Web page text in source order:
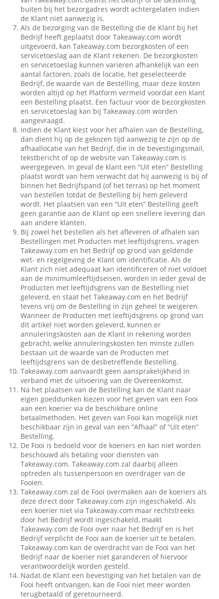
buiten bij het bezorgadres wordt achtergelaten indien
de Klant niet aanwezig is.
Als de bezorging van de Bestelling die de Klant bij het
Bedrijf heeft geplaatst door Takeaway.com wordt
uitgevoerd, kan Takeaway.com bezorgkosten of een
servicetoeslag aan de Klant rekenen. De bezorgkosten
en servicetoeslag kunnen variëren afhankelijk van een
aantal factoren, zoals de locatie, het geselecteerde
Bedrijf, de waarde van de Bestelling, maar deze kosten
worden altijd op het Platform vermeld voordat een klant
een Bestelling plaatst. Een factuur voor de bezorgkosten
en servicetoeslag kan bij Takeaway.com worden
aangevraagd.
Indien de Klant kiest voor het afhalen van de Bestelling,
dan dient hij op de gekozen tijd aanwezig te zijn op de
afhaallocatie van het Bedrijf, die in de bevestigingsmail,
tekstbericht of op de website van Takeaway.com is
weergegeven. In geval de klant een “Uit eten” Bestelling
plaatst wordt van hem verwacht dat hij aanwezig is bij of
binnen het Bedrijfspand (of het terras) op het moment
van bestellen totdat de Bestelling bij hem geleverd
wordt. Het plaatsen van een “Uit eten” Bestelling geeft
geen garantie aan de Klant op een snellere levering dan
aan andere klanten.
Bij zowel het bestellen als het afleveren of afhalen van
Bestellingen met Producten met leeftijdsgrens, vragen
Takeaway.com en het Bedrijf op grond van geldende
wet- en regelgeving de Klant om identificatie. Als de
Klant zich niet adequaat kan identificeren of niet voldoet
aan de minimumleeftijdseisen, worden in ieder geval de
Producten met leeftijdsgrens van de Bestelling niet
geleverd, en staat het Takeaway.com en het Bedrijf
tevens vrij om de Bestelling in zijn geheel te weigeren.
Wanneer de Producten met leeftijdsgrens op grond van
dit artikel niet worden geleverd, kunnen er
annuleringskosten aan de Klant in rekening worden
gebracht, welke annuleringskosten ten minste zullen
bestaan uit de waarde van de Producten met
leeftijdsgrens van de desbetreffende Bestelling.
Takeaway.com aanvaardt geen aansprakelijkheid in
verband met de uitvoering van de Overeenkomst.
Na het plaatsen van de Bestelling kan de Klant naar
eigen goeddunken kiezen voor het geven van een Fooi
aan een koerier via de beschikbare online
betaalmethoden. Het geven van Fooi kan mogelijk niet
beschikbaar zijn in geval van een “Afhaal” of “Uit eten”
Bestelling.
De Fooi is bedoeld voor de koeriers en kan niet worden
beschouwd als betaling voor diensten van
Takeaway.com. Takeaway.com zal daarbij alleen
optreden als tussenpersoon en overdrager van de
Fooien.
Takeaway.com zal de Fooi overmaken aan de koeriers als
deze direct door Takeaway.com zijn ingeschakeld. Als
een koerier niet via Takeaway.com maar rechtstreeks
door het Bedrijf wordt ingeschakeld, maakt
Takeaway.com de Fooi over naar het Bedrijf en is het
Bedrijf verplicht de Fooi aan de koerier uit te betalen.
Takeaway.com kan de overdracht van de Fooi van het
Bedrijf naar de koerier niet garanderen of hiervoor
verantwoordelijk worden gesteld.
Nadat de Klant een bevestiging van het betalen van de
Fooi heeft ontvangen, kan de Fooi niet meer worden
terugbetaald of geretourneerd.